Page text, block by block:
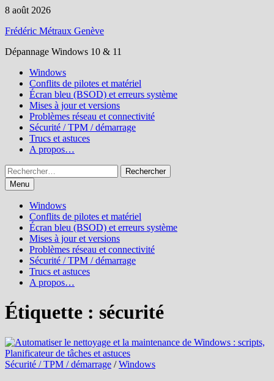
Passer
contenu
8 août 2026
Frédéric Métraux Genève
Dépannage Windows 10 & 11
Windows
Conflits de pilotes et matériel
Écran bleu (BSOD) et erreurs système
Mises à jour et versions
Problèmes réseau et connectivité
Sécurité / TPM / démarrage
Trucs et astuces
A propos…
Rechercher :
Menu
Windows
Conflits de pilotes et matériel
Écran bleu (BSOD) et erreurs système
Mises à jour et versions
Problèmes réseau et connectivité
Sécurité / TPM / démarrage
Trucs et astuces
A propos…
Étiquette : sécurité
Sécurité / TPM / démarrage /Windows